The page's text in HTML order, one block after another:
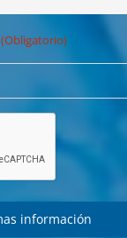
(Obligatorio)